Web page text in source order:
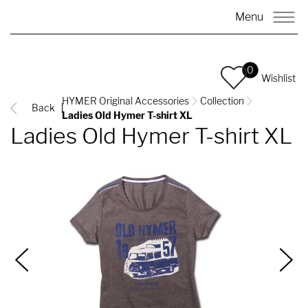
Menu
0
Wishlist
Back
HYMER Original Accessories
Collection
Ladies Old Hymer T-shirt XL
Ladies Old Hymer T-shirt XL